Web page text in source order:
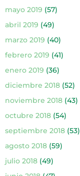
mayo 2019 (57)
abril 2019 (49)
marzo 2019 (40)
febrero 2019 (41)
enero 2019 (36)
diciembre 2018(52)
noviembre 2018(43)
octubre 2018(54)
septiembre 2018(53)
agosto 2018(59)
julio 2018(49)